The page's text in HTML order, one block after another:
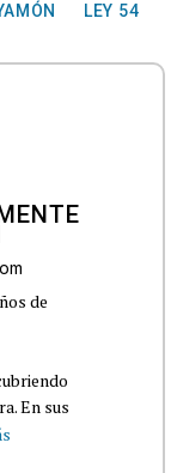
LEY 54
de
En sus